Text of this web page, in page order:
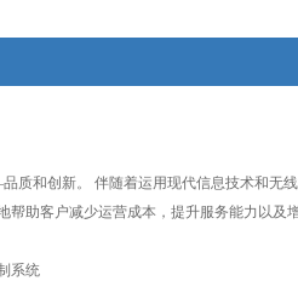
质和创新。 伴随着运用现代信息技术和无
助客户减少运营成本，提升服务能力以及
系统